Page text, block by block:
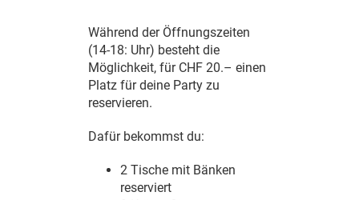
Während der Öffnungszeiten
(14-18: Uhr) besteht die
Möglichkeit, für CHF 20.– einen
Platz für deine Party zu
reservieren.
Dafür bekommst du:
2 Tische mit Bänken
reserviert